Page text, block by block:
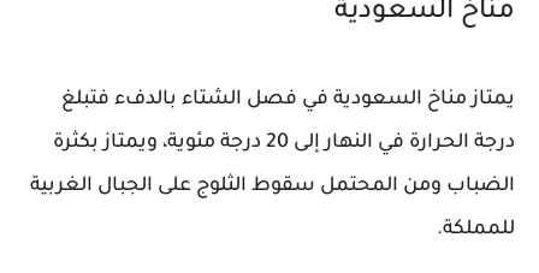
مناخ السعودية
يمتاز مناخ السعودية في فصل الشتاء بالدفء فتبلغ
درجة الحرارة في النهار إلى 20 درجة مئوية، ويمتاز بكثرة
الضباب ومن المحتمل سقوط الثلوج على الجبال الغربية
للمملكة.